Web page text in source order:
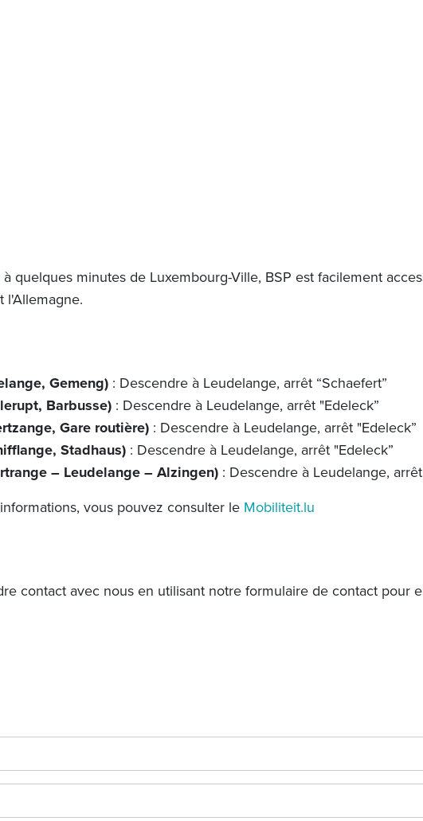
quelques minutes de Luxembourg-Ville, BSP est facilement
l'Allemagne.
Gemeng) : Descendre à Leudelange, arrêt “Schaefert”
Barbusse): Descendre à Leudelange, arrêt "Edeleck”
Gare routière) : Descendre à Leudelange, arrêt "Edeleck”
Stadhaus): Descendre à Leudelange, arrêt "Edeleck”
– Leudelange – Alzingen) : Descendre à Leudelange,
vous pouvez consulter le Mobiliteit.lu
contact avec nous en utilisant notre formulaire de contact pour